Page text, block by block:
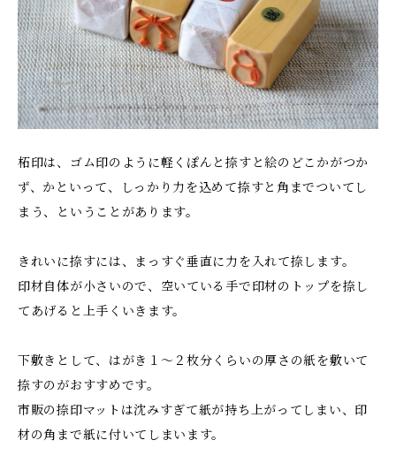
柘印は、ゴム印のように軽くぽんと捺すと絵のどこかがつか
ず、かといって、しっかり力を込めて捺すと角までついてし
まう、ということがあります。
きれいに捺すには、まっすぐ垂直に力を入れて捺します。
印材自体が小さいので、空いている手で印材のトップを捺し
てあげると上手くいきます。
下敷きとして、はがき１〜２枚分くらいの厚さの紙を敷いて
捺すのがおすすめです。
市販の捺印マットは沈みすぎて紙が持ち上がってしまい、印
材の角まで紙に付いてしまいます。